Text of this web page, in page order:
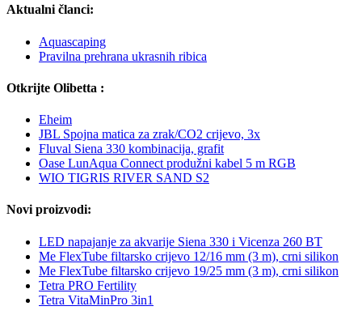
Aktualni članci:
Aquascaping
Pravilna prehrana ukrasnih ribica
Otkrijte Olibetta :
Eheim
JBL Spojna matica za zrak/CO2 crijevo, 3x
Fluval Siena 330 kombinacija, grafit
Oase LunAqua Connect produžni kabel 5 m RGB
WIO TIGRIS RIVER SAND S2
Novi proizvodi:
LED napajanje za akvarije Siena 330 i Vicenza 260 BT
Me FlexTube filtarsko crijevo 12/16 mm (3 m), crni silikon
Me FlexTube filtarsko crijevo 19/25 mm (3 m), crni silikon
Tetra PRO Fertility
Tetra VitaMinPro 3in1